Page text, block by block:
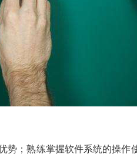
；熟练掌握软件系统的操作